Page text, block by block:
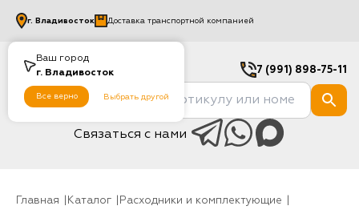
Ваш город
г. Владивосток
Все верно Выбрать другой
г. Владивосток Доставка транспортной компанией
7 (991) 898-75-11
Связаться с нами
Главная Каталог
Расходники и комплектующие